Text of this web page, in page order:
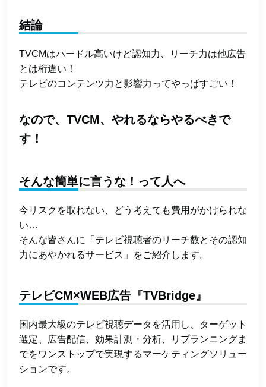
結論
TVCMはハードル高いけど認知力、リーチ力は他広告
とは桁違い！
テレビのコンテンツ力と影響力ってやっぱすごい！
なので、TVCM、やれるならやるべきで
す！
そんな簡単に言うな！って人へ
今リスクを取れない、どう考えても費用がかけられな
い…
そんな皆さんに「テレビ視聴者のリーチ数とその認知
力にあやかれるサービス」をご紹介します。
テレビCM×WEB広告『TVBridge』
国内最大級のテレビ視聴データを活用し、ターゲット
選定、広告配信、効果計測・分析、リプランニングま
でをワンストップで実現するマーケティングソリュー
ションです。